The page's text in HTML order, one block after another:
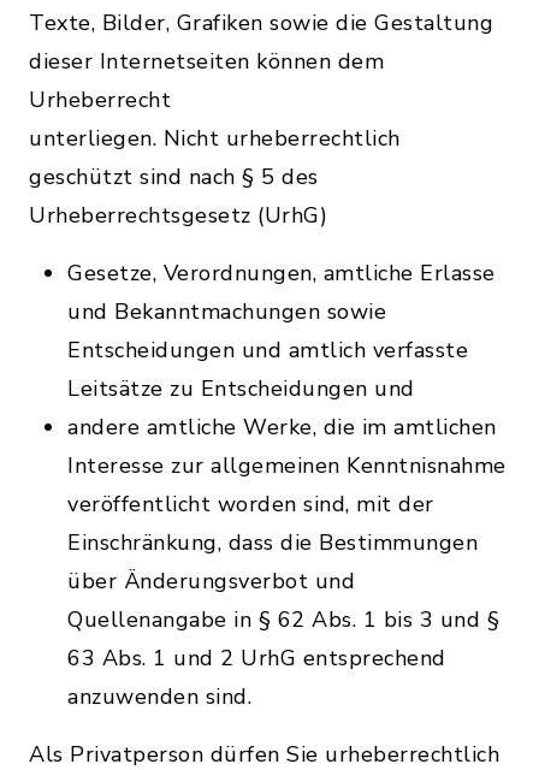
Texte, Bilder, Grafiken sowie die Gestaltung
dieser Internetseiten können dem
Urheberrecht
unterliegen. Nicht urheberrechtlich
geschützt sind nach § 5 des
Urheberrechtsgesetz (UrhG)
Gesetze, Verordnungen, amtliche Erlasse
und Bekanntmachungen sowie
Entscheidungen und amtlich verfasste
Leitsätze zu Entscheidungen und
andere amtliche Werke, die im amtlichen
Interesse zur allgemeinen Kenntnisnahme
veröffentlicht worden sind, mit der
Einschränkung, dass die Bestimmungen
über Änderungsverbot und
Quellenangabe in § 62 Abs. 1 bis 3 und §
63 Abs. 1 und 2 UrhG entsprechend
anzuwenden sind.
Als Privatperson dürfen Sie urheberrechtlich